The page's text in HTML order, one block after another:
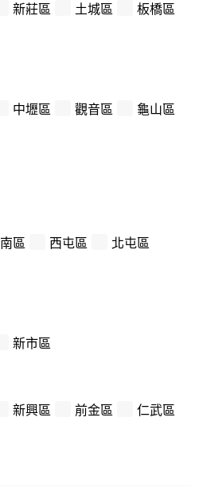
新莊區 土城區 板橋區
中壢區 觀音區 龜山區
南區 西屯區 北屯區
新市區
新興區 前金區 仁武區